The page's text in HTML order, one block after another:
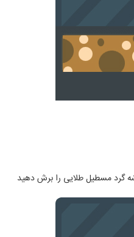
گرد مسطیل طلایی را برش دهید